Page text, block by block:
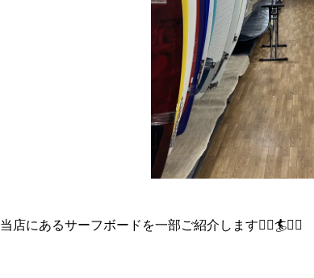
当店にあるサーフボードを一部ご紹介します🏄‍♀️🏄🏄‍♂️